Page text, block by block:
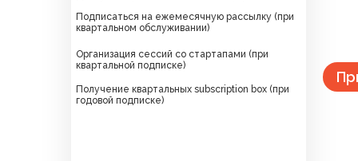
Подписаться на ежемесячную рассылку (при
квартальном обслуживании)
Организация сессий со стартапами (при
квартальной подписке)
Получение квартальных subscription box (при
годовой подписке)